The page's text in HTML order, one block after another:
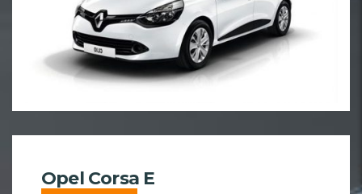
Opel Corsa E